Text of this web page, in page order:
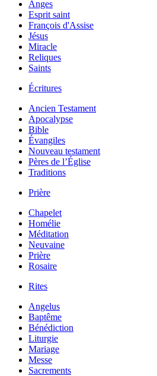
Anges
Esprit saint
François d'Assise
Jésus
Miracle
Reliques
Saints
Écritures
Ancien Testament
Apocalypse
Bible
Évangiles
Nouveau testament
Pères de l’Église
Traditions
Prière
Chapelet
Homélie
Méditation
Neuvaine
Prière
Rosaire
Rites
Angelus
Baptême
Bénédiction
Liturgie
Mariage
Messe
Sacrements